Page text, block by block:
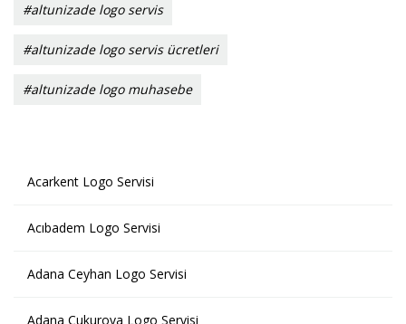
#altunizade logo servis
#altunizade logo servis ücretleri
#altunizade logo muhasebe
Acarkent Logo Servisi
Acıbadem Logo Servisi
Adana Ceyhan Logo Servisi
Adana Çukurova Logo Servisi